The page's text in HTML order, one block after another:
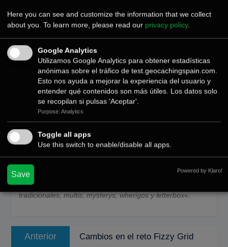
Si cumplimos esta popuesta mensual de HQ, tenemos
chupado cumplir uno de losgeodesafíos anuales
de todo el año, has de esconder 10 cachés. Eso sí,
queremos que tengan contenedor, con lo que no cuentan
los labs, virtuals, eventos, etc. Solo cuentan los cachés
tradicionales, multis, mysterys, wherigos y letterbox«.
Navegación
Anterior
anterior:
Cambios en el reto Fizzy Grid
Here you can see and customize the information that we collect
about you. To learn more, please read our privacy policy.
Google Analytics
Utilizamos Google Analytics para obtener estadísticas
anónimas sobre el tráfico de test.geocachingspain.com.
Esto nos ayuda a mejorar la experiencia del usuario y
entender qué contenidos son más útiles. Los datos solo
se recopilan si pulsas 'Aceptar'.
Purpose: Analytics
Toggle all apps
Use this switch to enable/disable all apps.
Save Powered by Klaro!